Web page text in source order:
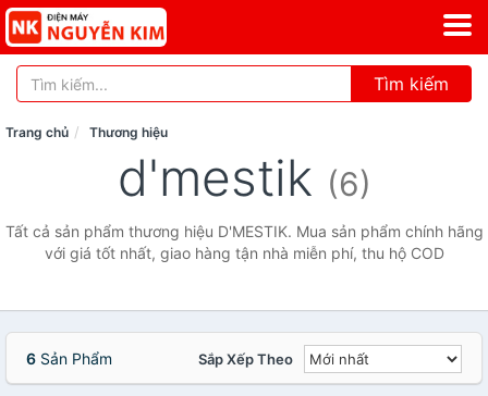
Tìm kiếm
Trang chủ Thương hiệu
d'mestik (6)
Tất cả sản phẩm thương hiệu D'MESTIK. Mua sản phẩm chính hãng
với giá tốt nhất, giao hàng tận nhà miễn phí, thu hộ COD
6 Sản Phẩm Sắp Xếp Theo